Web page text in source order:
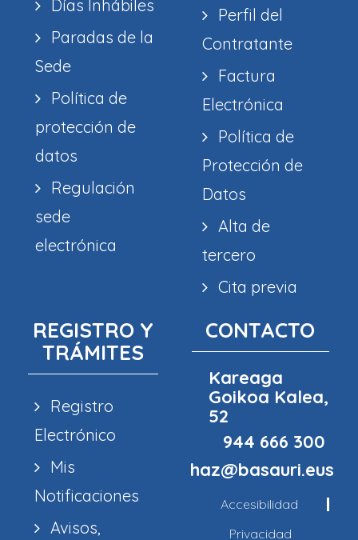
Días Inhábiles
Paradas de la
Sede
Política de
protección de
datos
Regulación
sede
electrónica
Perfil del
Contratante
Factura
Electrónica
Política de
Protección de
Datos
Alta de
tercero
Cita previa
REGISTRO Y
TRÁMITES
Registro
Electrónico
Mis
Notificaciones
Avisos,
CONTACTO
Kareaga
Goikoa Kalea,
52
944 666 300
haz@basauri.eus
Accesibilidad
Privacidad